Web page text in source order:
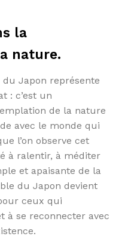
la
nature.
Japon représente
: c’est un
de la nature
avec le monde qui
l’on observe cet
à ralentir, à méditer
et apaisante de la
du Japon devient
ceux qui
à se reconnecter avec